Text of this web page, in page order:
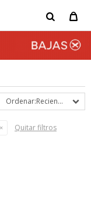
Recientes
Quitar filtros